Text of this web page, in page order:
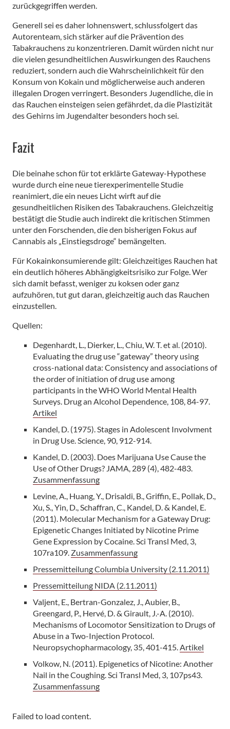
zurückgegriffen werden.
Generell sei es daher lohnenswert, schlussfolgert das
Autorenteam, sich stärker auf die Prävention des
Tabakrauchens zu konzentrieren. Damit würden nicht nur
die vielen gesundheitlichen Auswirkungen des Rauchens
reduziert, sondern auch die Wahrscheinlichkeit für den
Konsum von Kokain und möglicherweise auch anderen
illegalen Drogen verringert. Besonders Jugendliche, die in
das Rauchen einsteigen seien gefährdet, da die Plastizität
des Gehirns im Jugendalter besonders hoch sei.
Fazit
Die beinahe schon für tot erklärte Gateway-Hypothese
wurde durch eine neue tierexperimentelle Studie
reanimiert, die ein neues Licht wirft auf die
gesundheitlichen Risiken des Tabakrauchens. Gleichzeitig
bestätigt die Studie auch indirekt die kritischen Stimmen
unter den Forschenden, die den bisherigen Fokus auf
Cannabis als „Einstiegsdroge“ bemängelten.
Für Kokainkonsumierende gilt: Gleichzeitiges Rauchen hat
ein deutlich höheres Abhängigkeitsrisiko zur Folge. Wer
sich damit befasst, weniger zu koksen oder ganz
aufzuhören, tut gut daran, gleichzeitig auch das Rauchen
einzustellen.
Quellen:
Degenhardt, L., Dierker, L., Chiu, W. T. et al. (2010).
Evaluating the drug use “gateway” theory using
cross-national data: Consistency and associations of
the order of initiation of drug use among
participants in the WHO World Mental Health
Surveys. Drug an Alcohol Dependence, 108, 84-97.
Artikel
Kandel, D. (1975). Stages in Adolescent Involvment
in Drug Use. Science, 90, 912-914.
Kandel, D. (2003). Does Marijuana Use Cause the
Use of Other Drugs? JAMA, 289 (4), 482-483.
Zusammenfassung
Levine, A., Huang, Y., Drisaldi, B., Griffin, E., Pollak, D.,
Xu, S., Yin, D., Schaffran, C., Kandel, D. & Kandel, E.
(2011). Molecular Mechanism for a Gateway Drug:
Epigenetic Changes Initiated by Nicotine Prime
Gene Expression by Cocaine. Sci Transl Med, 3,
107ra109. Zusammenfassung
Pressemitteilung Columbia University (2.11.2011)
Pressemitteilung NIDA (2.11.2011)
Valjent, E., Bertran-Gonzalez, J., Aubier, B.,
Greengard, P., Hervé, D. & Girault, J.-A. (2010).
Mechanisms of Locomotor Sensitization to Drugs of
Abuse in a Two-Injection Protocol.
Neuropsychopharmacology, 35, 401-415.Artikel
Volkow, N. (2011). Epigenetics of Nicotine: Another
Nail in the Coughing. Sci Transl Med, 3, 107ps43.
Zusammenfassung
Failed to load content.